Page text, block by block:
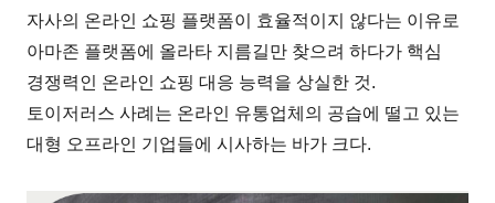
자사의 온라인 쇼핑 플랫폼이 효율적이지 않다는 이유로
아마존 플랫폼에 올라타 지름길만 찾으려 하다가 핵심
경쟁력인 온라인 쇼핑 대응 능력을 상실한 것.
토이저러스 사례는 온라인 유통업체의 공습에 떨고 있는
대형 오프라인 기업들에 시사하는 바가 크다.